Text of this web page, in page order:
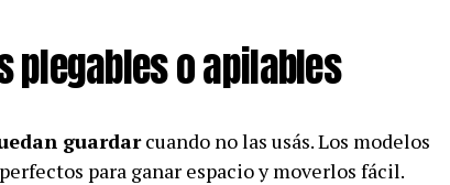
plegables o apilables
guardarcuando no las usás. Los modelos
para ganar espacio y moverlos fácil.